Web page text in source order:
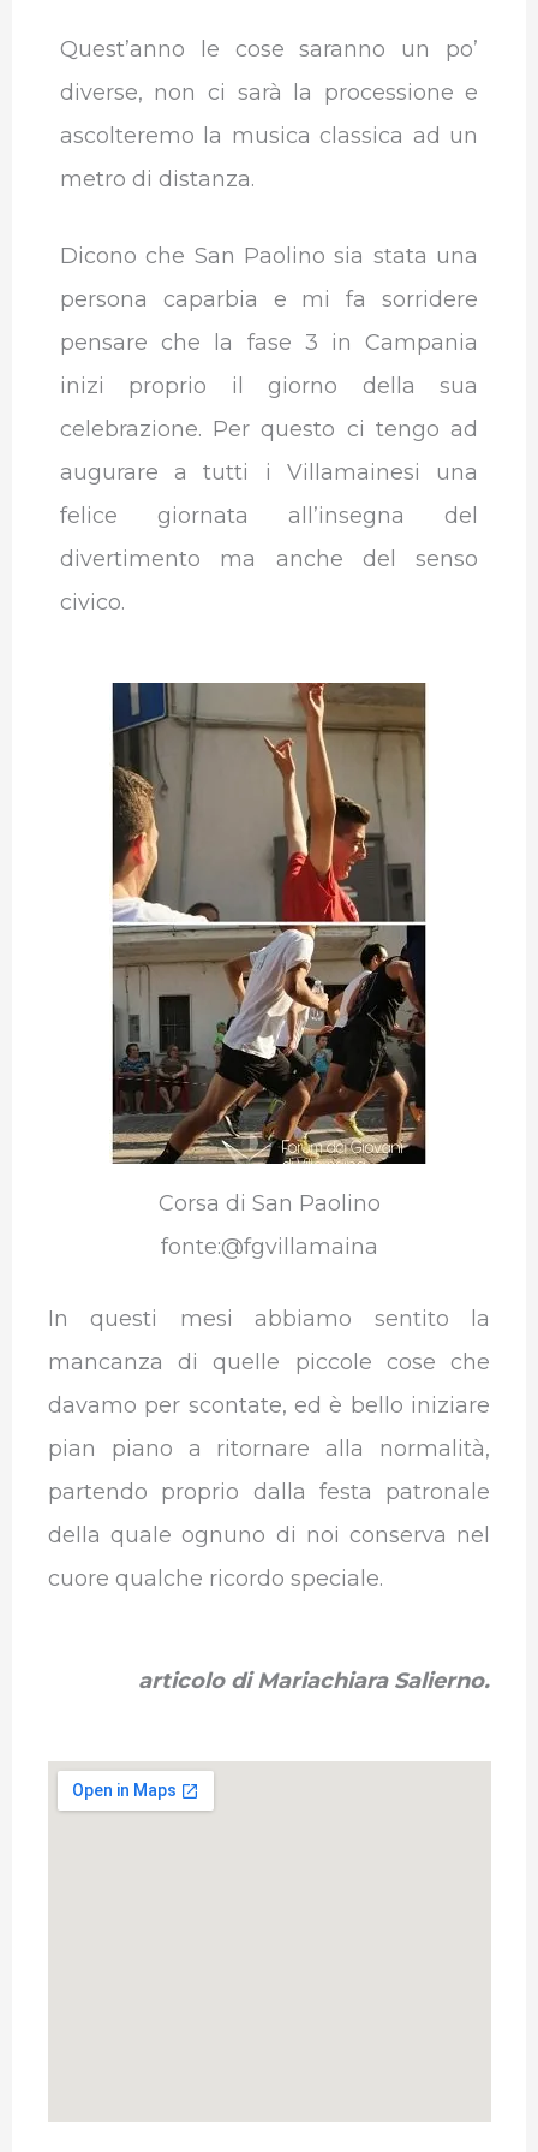
Quest’anno le cose saranno un po’
diverse, non ci sarà la processione e
ascolteremo la musica classica ad un
metro di distanza.
Dicono che San Paolino sia stata una
persona caparbia e mi fa sorridere
pensare che la fase 3 in Campania
inizi proprio il giorno della sua
celebrazione. Per questo ci tengo ad
augurare a tutti i Villamainesi una
felice giornata all’insegna del
divertimento ma anche del senso
civico.
Corsa di San Paolino
fonte:@fgvillamaina
In questi mesi abbiamo sentito la
mancanza di quelle piccole cose che
davamo per scontate, ed è bello iniziare
pian piano a ritornare alla normalità,
partendo proprio dalla festa patronale
della quale ognuno di noi conserva nel
cuore qualche ricordo speciale.
articolo di Mariachiara Salierno.